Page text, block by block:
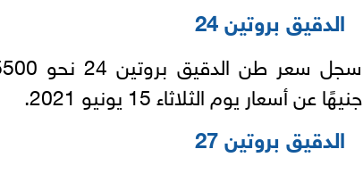
الدقيق بروتين 24
جنيهًا عن أسعار يوم الثلاثاء 15 يونيو 2021.
الدقيق بروتين 27